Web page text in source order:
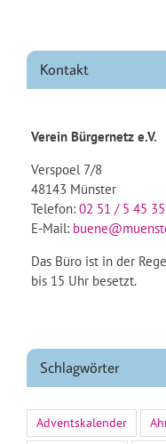
Kontakt
Verein Bürgernetz e.V.
Verspoel 7/8
48143 Münster
Telefon: 02 51 / 5 45 35
E-Mail:
Das Büro ist in der
bis 15 Uhr besetzt.
Schlagwörter
Adventskalender